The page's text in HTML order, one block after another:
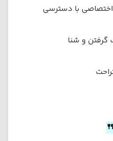
با دسترسی
گرفتن و شنا